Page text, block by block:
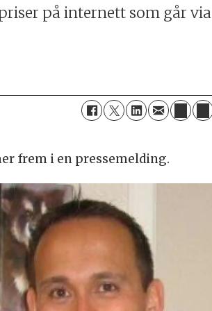
på internett som går via
frem i en pressemelding.